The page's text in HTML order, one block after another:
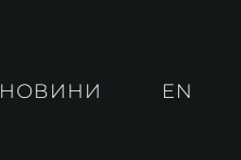
НОВИНИ EN